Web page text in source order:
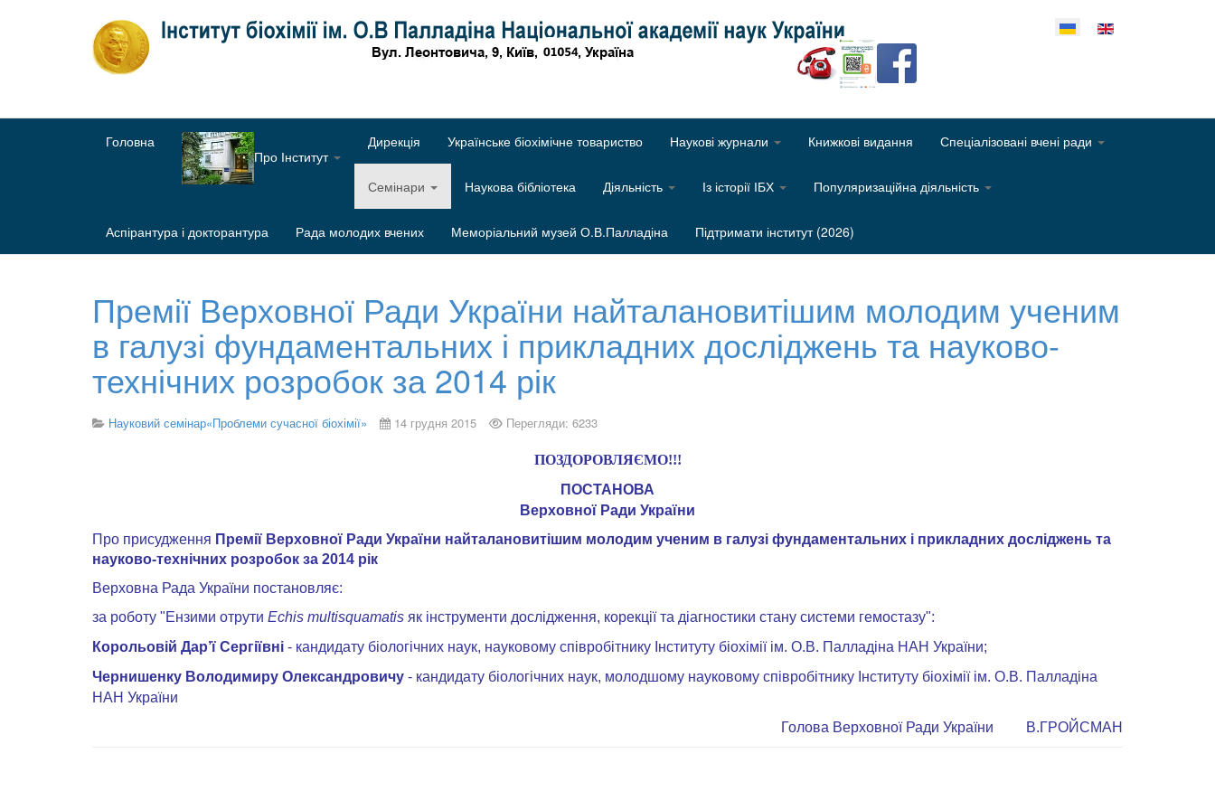
Оберіть свою мову
Головна
Про Інститут
Дирекція Українське біохімічне товариство Наукові журнали Книжкові видання Спеціалізовані вчені ради
Семінари Наукова бібліотека Діяльність Із історії ІБХ Популяризаційна діяльність
Аспірантура і докторантура Рада молодих вчених Меморіальний музей О.В.Палладіна Підтримати інститут (2026)
Премії Верховної Ради України найталановитішим молодим ученим
в галузі фундаментальних і прикладних досліджень та науково-
технічних розробок за 2014 рік
Науковий семінар«Проблеми сучасної біохімії» 14 грудня 2015 Перегляди: 6233
ПОЗДОРОВЛЯЄМО!!!
ПОСТАНОВА
Верховної Ради України
Про присудження Премії Верховної Ради України найталановитішим молодим ученим в галузі фундаментальних і прикладних досліджень та
науково-технічних розробок за 2014 рік
Верховна Рада України постановляє:
за роботу "Ензими отрути Echis multisquamatis як інструменти дослідження, корекції та діагностики стану системи гемостазу":
Корольовій Дар’ї Сергіївні - кандидату біологічних наук, науковому співробітнику Інституту біохімії ім. О.В. Палладіна НАН України;
Чернишенку Володимиру Олександровичу - кандидату біологічних наук, молодшому науковому співробітнику Інституту біохімії ім. О.В. Палладіна
НАН України
Голова Верховної Ради України
В.ГРОЙСМАН